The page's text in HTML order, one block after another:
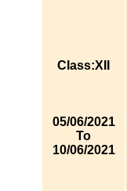
Class:XII
05/06/2021
To
10/06/2021